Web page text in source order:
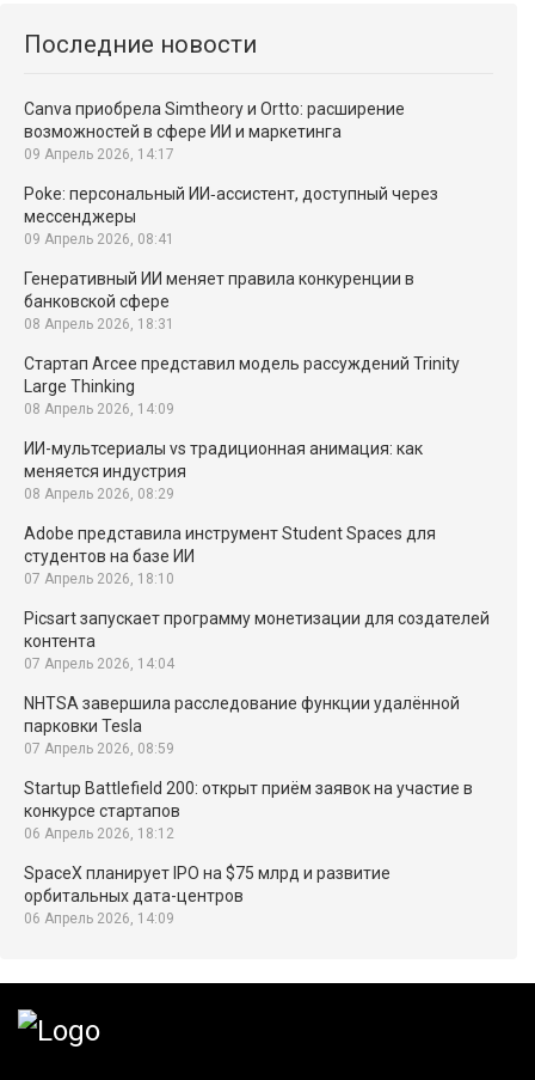
Последние новости
Canva приобрела Simtheory и Ortto: расширение
возможностей в сфере ИИ и маркетинга
09 Апрель 2026, 14:17
Poke: персональный ИИ‑ассистент, доступный через
мессенджеры
09 Апрель 2026, 08:41
Генеративный ИИ меняет правила конкуренции в
банковской сфере
08 Апрель 2026, 18:31
Стартап Arcee представил модель рассуждений Trinity
Large Thinking
08 Апрель 2026, 14:09
ИИ-мультсериалы vs традиционная анимация: как
меняется индустрия
08 Апрель 2026, 08:29
Adobe представила инструмент Student Spaces для
студентов на базе ИИ
07 Апрель 2026, 18:10
Picsart запускает программу монетизации для создателей
контента
07 Апрель 2026, 14:04
NHTSA завершила расследование функции удалённой
парковки Tesla
07 Апрель 2026, 08:59
Startup Battlefield 200: открыт приём заявок на участие в
конкурсе стартапов
06 Апрель 2026, 18:12
SpaceX планирует IPO на $75 млрд и развитие
орбитальных дата-центров
06 Апрель 2026, 14:09